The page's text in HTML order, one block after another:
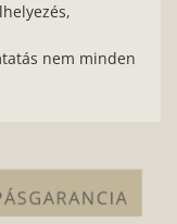
nem minden